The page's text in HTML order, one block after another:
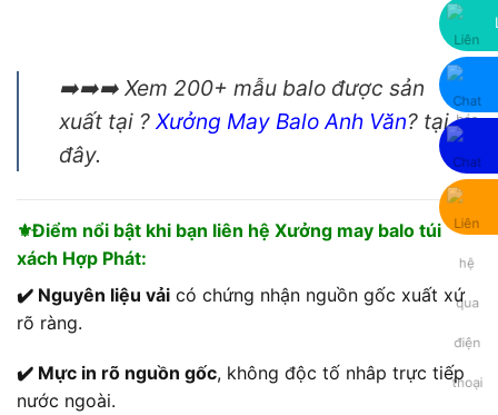
➡️➡️➡️ Xem 200+ mẫu balo được sản
xuất tại ? Xưởng May Balo Anh Văn? tại
đây.
⚜️Điểm nổi bật khi bạn liên hệ Xưởng may balo túi
xách Hợp Phát:
✔️ Nguyên liệu vải có chứng nhận nguồn gốc xuất xứ
rõ ràng.
✔️ Mực in rõ nguồn gốc, không độc tố nhâp trực tiếp
nước ngoài.